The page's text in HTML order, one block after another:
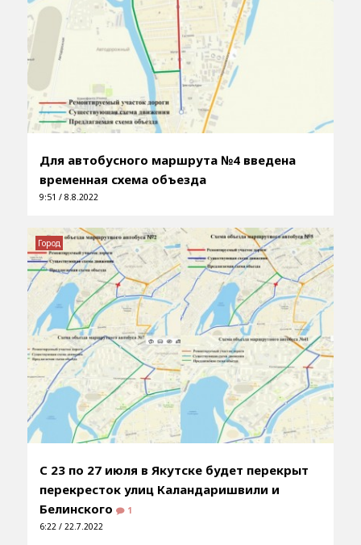
Для автобусного маршрута №4 введена
временная схема объезда
9:51 / 8.8.2022
С 23 по 27 июля в Якутске будет перекрыт
перекресток улиц Каландаришвили и
Белинского
1
6:22 / 22.7.2022
Город